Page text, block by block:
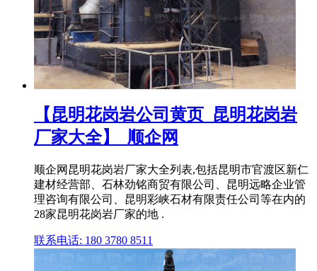
【昆明花岗岩公司黄页_昆明花岗岩
厂家大全】_顺企网
顺企网昆明花岗岩厂家大全列表,包括昆明市官渡区新仁
建材经营部、石林劲铭商贸有限公司、昆明远略企业管
理咨询有限公司、昆明彩峡石材有限责任公司等在内的
28家昆明花岗岩厂家的地 .
联系电话: 180 3780 8511